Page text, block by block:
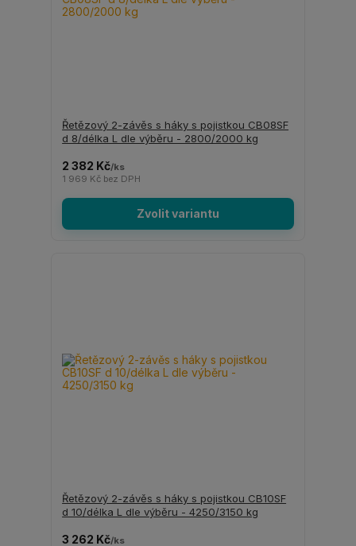
Řetězový 2-závěs s háky s pojistkou CB08SF
d 8/délka L dle výběru - 2800/2000 kg
2 382 Kč/ks
1 969 Kč bez DPH
Zvolit variantu
Řetězový 2-závěs s háky s pojistkou CB10SF
d 10/délka L dle výběru - 4250/3150 kg
3 262 Kč/ks